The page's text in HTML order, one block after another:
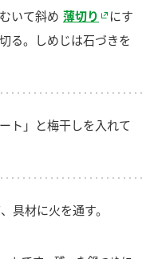
いて斜め 薄切り
にす
る。しめじは石づきを
ト」と梅干しを入れて
具材に火を通す。